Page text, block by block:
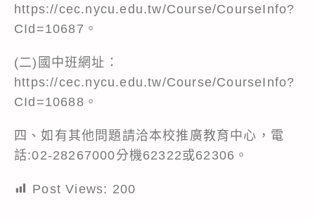
https://cec.nycu.edu.tw/Course/CourseInfo?
CId=10687 。
(二)國中班網址：
https://cec.nycu.edu.tw/Course/CourseInfo?
CId=10688 。
四、如有其他問題請洽本校推廣教育中心，電
話:02-28267000分機62322或62306。
Post Views: 200